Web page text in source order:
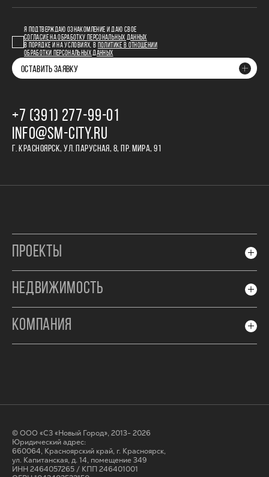
Я ПОДТВЕРЖДАЮ ОЗНАКОМЛЕНИЕ И ДАЮ СВОЕ
СОГЛАСИЕ НА ОБРАБОТКУ ПЕРСОНАЛЬНЫХ ДАННЫХ
В ПОРЯДКЕ И НА УСЛОВИЯХ, В
ПОЛИТИКЕ В ОТНОШЕНИИ
ОБРАБОТКИ ПЕРСОНАЛЬНЫХ ДАННЫХ
ОСТАВИТЬ ЗАЯВКУ
+7 (391) 277‒99‒01
INFO@SM-CITY.RU
Г. КРАСНОЯРСК, УЛ. ПАРУСНАЯ, 8, ПР. МИРА, 91
ПРОЕКТЫ
НЕДВИЖИМОСТЬ
КОМПАНИЯ
© ООО «СЗ «Новый Город», 2013- 2026
Юридический адрес:
660064, Красноярский край, г. Красноярск,
ул. Капитанская, д. 14, помещение 349
ИНН 2464057265 / КПП 246401001